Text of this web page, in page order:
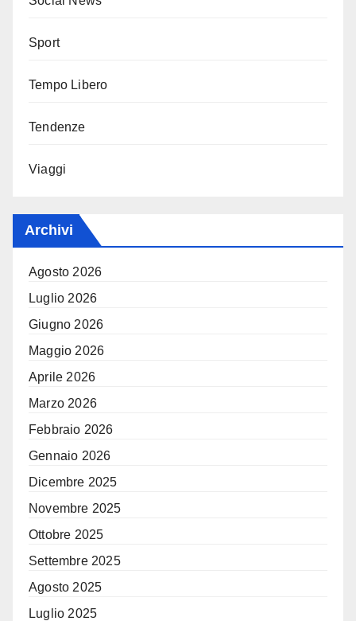
Sport
Tempo Libero
Tendenze
Viaggi
Archivi
Agosto 2026
Luglio 2026
Giugno 2026
Maggio 2026
Aprile 2026
Marzo 2026
Febbraio 2026
Gennaio 2026
Dicembre 2025
Novembre 2025
Ottobre 2025
Settembre 2025
Agosto 2025
Luglio 2025